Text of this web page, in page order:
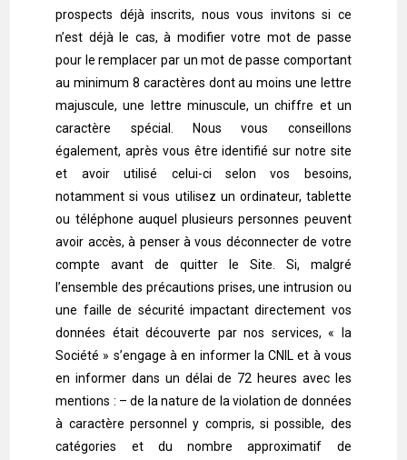
prospects déjà inscrits, nous vous invitons si ce
n’est déjà le cas, à modifier votre mot de passe
pour le remplacer par un mot de passe comportant
au minimum 8 caractères dont au moins une lettre
majuscule, une lettre minuscule, un chiffre et un
caractère spécial. Nous vous conseillons
également, après vous être identifié sur notre site
et avoir utilisé celui-ci selon vos besoins,
notamment si vous utilisez un ordinateur, tablette
ou téléphone auquel plusieurs personnes peuvent
avoir accès, à penser à vous déconnecter de votre
compte avant de quitter le Site. Si, malgré
l’ensemble des précautions prises, une intrusion ou
une faille de sécurité impactant directement vos
données était découverte par nos services, « la
Société » s’engage à en informer la CNIL et à vous
en informer dans un délai de 72 heures avec les
mentions : – de la nature de la violation de données
à caractère personnel y compris, si possible, des
catégories et du nombre approximatif de